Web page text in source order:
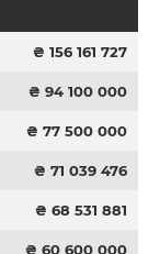
₴ 156 161 727
₴ 94 100 000
₴ 77 500 000
₴ 71 039 476
₴ 68 531 881
₴ 60 600 000